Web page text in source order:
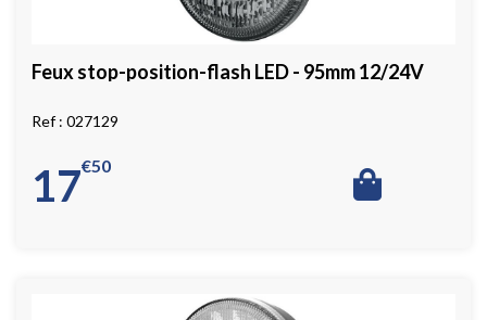
Feux stop-position-flash LED - 95mm 12/24V
027129
17 50
€